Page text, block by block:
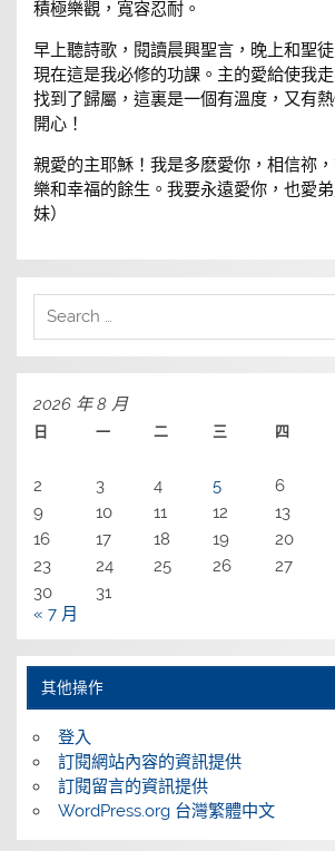
積極樂觀，寬容忍耐。
早上聽詩歌，閱讀晨興聖言，晚上和聖徒
現在這是我必修的功課。主的愛給使我
找到了歸屬，這裏是一個有溫度，又有
開心！
親愛的主耶穌！我是多麽愛你，相信祢
樂和幸福的餘生。我要永遠愛你，也愛
妹）
2026 年 8 月
日 一 二 三 四
2
3 4 5 6
9
10 11 12 13
16
17 18 19 20
23
24 25 26 27
30
31
« 7 月
其他操作
登入
訂閱網站內容的資訊提供
訂閱留言的資訊提供
WordPress.org 台灣繁體中文